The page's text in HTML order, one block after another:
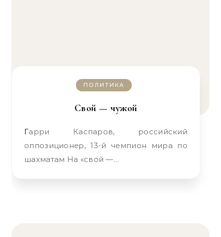
ПОЛИТИКА
Свой — чужой
Гарри Каспаров, российский
оппозиционер, 13-й чемпион мира по
шахматам На «свой —…